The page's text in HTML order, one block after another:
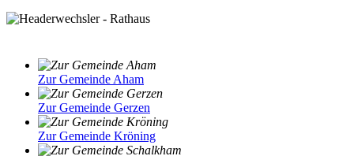
Zur Gemeinde Aham
Zur Gemeinde Gerzen
Zur Gemeinde Kröning